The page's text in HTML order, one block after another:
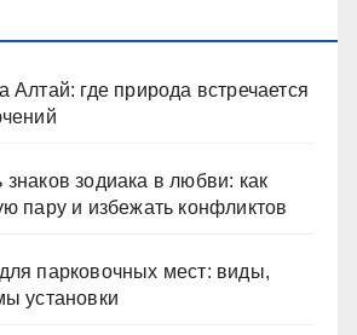
Алтай: где природа встречается
зодиака в любви: как
пару и избежать конфликтов
парковочных мест: виды,
установки